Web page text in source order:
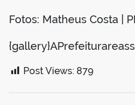
Fotos: Matheus Costa |
Post Views: 879